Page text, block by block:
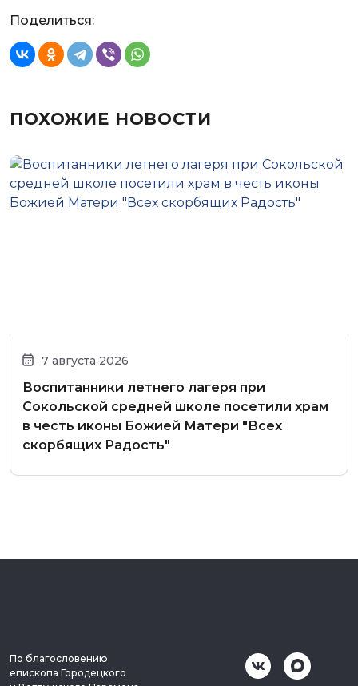
Поделиться:
ПОХОЖИЕ НОВОСТИ
7 августа 2026
Воспитанники летнего лагеря при
Сокольской средней школе посетили храм
в честь иконы Божией Матери "Всех
скорбящих Радость"
По благословению
епископа Городецкого